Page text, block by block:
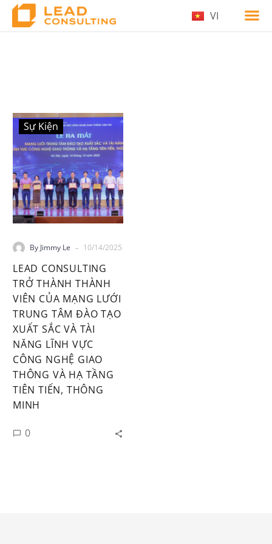
VI
Sự Kiện
By Jimmy Le - 10/14/2025
LEAD CONSULTING
TRỞ THÀNH THÀNH
VIÊN CỦA MẠNG LƯỚI
TRUNG TÂM ĐÀO TẠO
XUẤT SẮC VÀ TÀI
NĂNG LĨNH VỰC
CÔNG NGHỆ GIAO
THÔNG VÀ HẠ TẦNG
TIÊN TIẾN, THÔNG
MINH
0